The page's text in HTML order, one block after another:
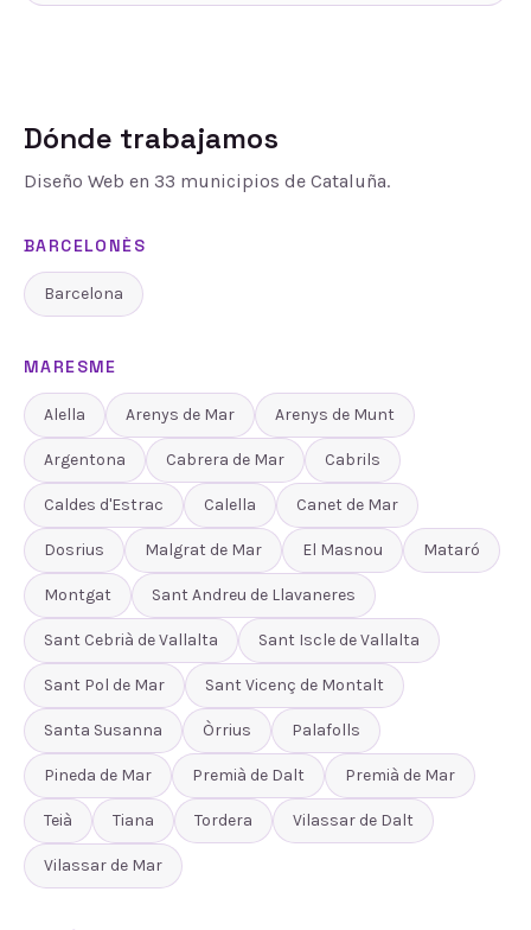
Dónde trabajamos
Diseño Web en 33 municipios de Cataluña.
BARCELONÈS
Barcelona
MARESME
Alella Arenys de Mar Arenys de Munt
Argentona Cabrera de Mar Cabrils
Caldes d'Estrac Calella Canet de Mar
Dosrius Malgrat de Mar El Masnou Mataró
Montgat Sant Andreu de Llavaneres
Sant Cebrià de Vallalta Sant Iscle de Vallalta
Sant Pol de Mar Sant Vicenç de Montalt
Santa Susanna Òrrius Palafolls
Pineda de Mar Premià de Dalt Premià de Mar
Teià Tiana Tordera Vilassar de Dalt
Vilassar de Mar